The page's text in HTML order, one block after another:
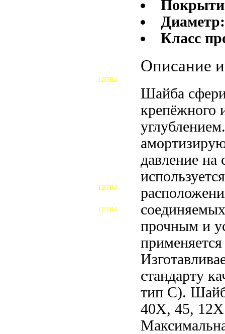
Класс
Описание
Шайба
крепёжного
давление
прочным и
стандарту
тип С).
40Х, 45,
ЦЕНЫ
ЦЕНЫ
ЦЕНЫ